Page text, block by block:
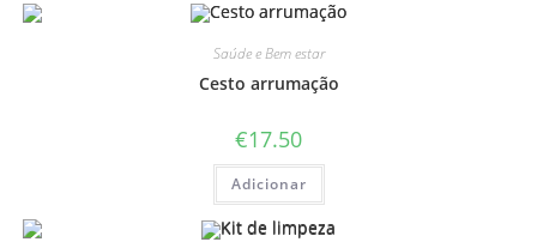
Saúde e Bem estar
Cesto arrumação
€17.50
Adicionar